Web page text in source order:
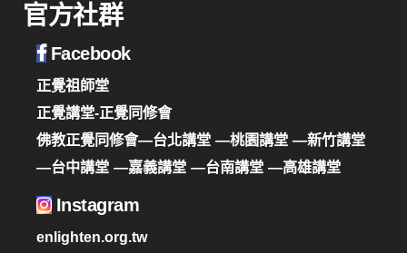
官方社群
Facebook
正覺祖師堂
正覺講堂-正覺同修會
佛教正覺同修會—台北講堂 —桃園講堂 —新竹講堂
—台中講堂 —嘉義講堂 —台南講堂 —高雄講堂
Instagram
enlighten.org.tw